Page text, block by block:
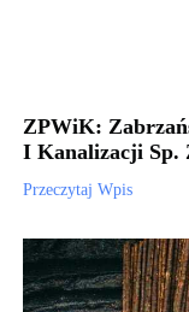
ZPWiK:
I Kanalizacji Sp.
Przeczytaj Wpis